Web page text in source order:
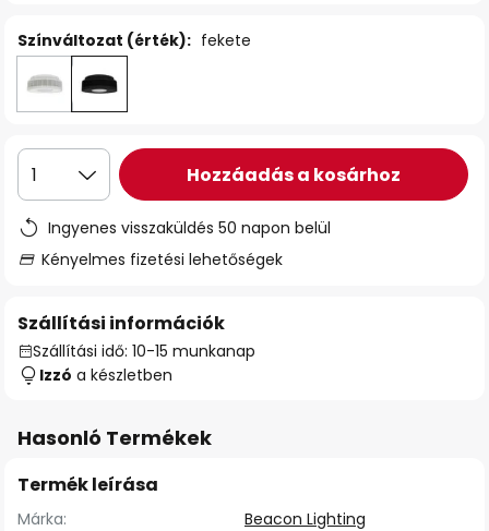
Színváltozat (érték): fekete
1 Hozzáadás a kosárhoz
Ingyenes visszaküldés 50 napon belül
Kényelmes fizetési lehetőségek
Szállítási információk
Szállítási idő: 10-15 munkanap
Izzó a készletben
Hasonló Termékek
Termék leírása
Márka:
Beacon Lighting